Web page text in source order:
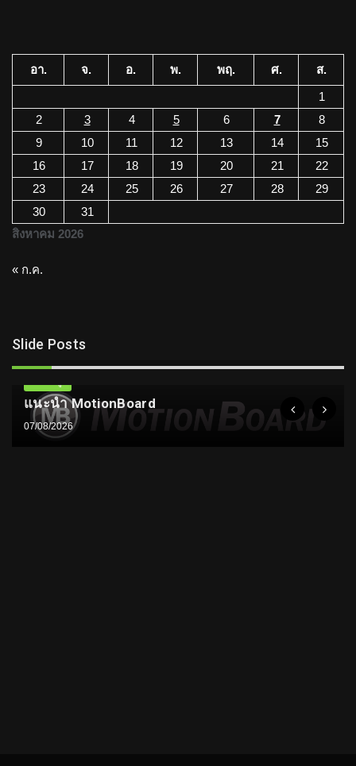
สิงหาคม 2026
อา. จ. อ. พ. พฤ. ศ.
ส.
1
2
3 4 5 6 7
8
9
10 11 12 13 14
15
16
17 18 19 20 21
22
23
24 25 26 27 28
29
30
31
« ก.ค.
Slide Posts
แนะนำ MotionBoard
07/08/2026